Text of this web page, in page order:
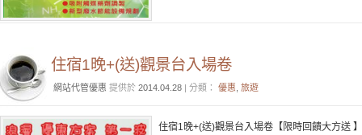
住宿1晚+(送)觀景台入場卷
網站代管優惠 提供於 2014.04.28 | 分類： 優惠 旅遊
住宿1晚+(送)觀景台入場卷【限時回饋大方送 】